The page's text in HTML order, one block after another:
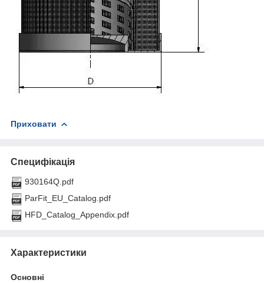
Приховати
Специфікація
930164Q.pdf
ParFit_EU_Catalog.pdf
HFD_Catalog_Appendix.pdf
Характеристики
Основні